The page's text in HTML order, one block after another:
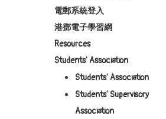
電郵系統登入
港鄧電子學習網
Resources
Students' Association
Students' Association
Students' Supervisory
Association